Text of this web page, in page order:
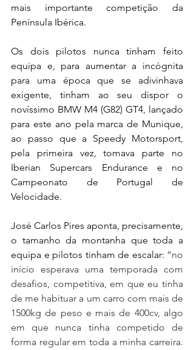
mais importante competição da
Península Ibérica.
Os dois pilotos nunca tinham feito
equipa e, para aumentar a incógnita
para uma época que se adivinhava
exigente, tinham ao seu dispor o
novíssimo BMW M4 (G82) GT4, lançado
para este ano pela marca de Munique,
ao passo que a Speedy Motorsport,
pela primeira vez, tomava parte no
Iberian Supercars Endurance e no
Campeonato de Portugal de
Velocidade.
José Carlos Pires aponta, precisamente,
o tamanho da montanha que toda a
equipa e pilotos tinham de escalar: “no
início esperava uma temporada com
desafios, competitiva, em que eu tinha
de me habituar a um carro com mais de
1500kg de peso e mais de 400cv, algo
em que nunca tinha competido de
forma regular em toda a minha carreira.